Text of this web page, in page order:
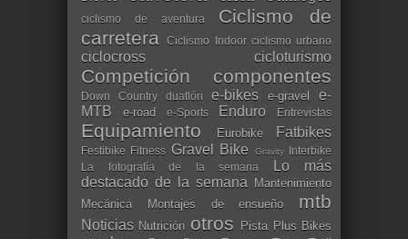
ciclismo de aventura
Ciclismo de
carretera
Ciclismo Indoor ciclismo urbano
ciclocross cicloturismo
Competición componentes
Down Country duatlón e-bikes e-gravel
e-
MTB
e-road e-Sports Enduro Entrevistas
Equipamiento Eurobike Fatbikes
Festibike Fitness Gravel Bike Gravity Interbike
La fotografía de la semana
Lo más
destacado de la semana
Mantenimiento
Mecánica
Montajes de ensueño mtb
Noticias Nutrición otros Pista Plus Bikes